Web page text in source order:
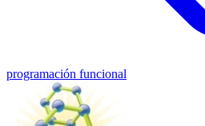
programación funcional